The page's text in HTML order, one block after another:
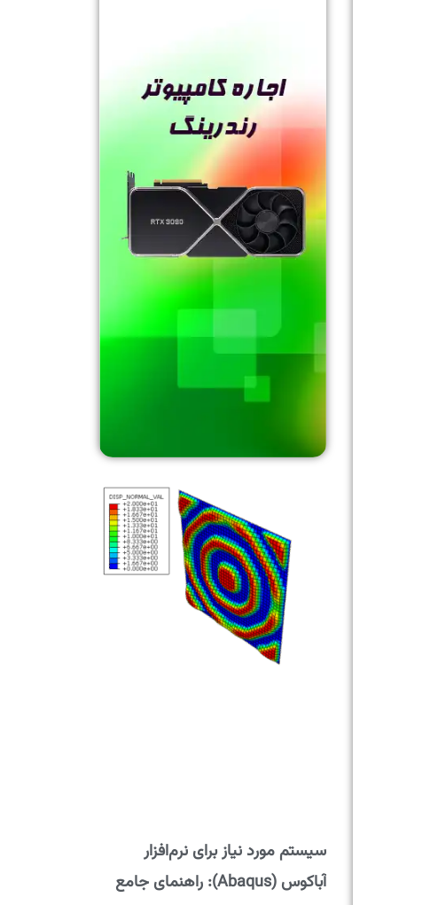
سیستم مورد نیاز برای نرم‌افزار
آباکوس (Abaqus): راهنمای جامع